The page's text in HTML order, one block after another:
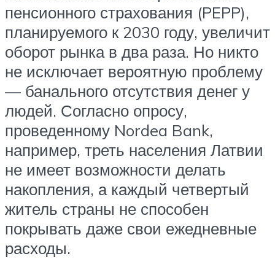
пенсионного страхования (PEPP),
планируемого к 2030 году, увеличит
оборот рынка в два раза. Но никто
не исключает вероятную проблему
— банального отсутствия денег у
людей. Согласно опросу,
проведенному Nordea Bank,
например, треть населения Латвии
не имеет возможности делать
накопления, а каждый четвертый
житель страны не способен
покрывать даже свои ежедневные
расходы.